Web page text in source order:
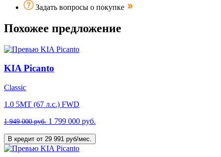
Задать вопросы о покупке
Похожее предложение
KIA Picanto
Classic
1.0 5МТ (67 л.с.) FWD
1 949 000 руб. 1 799 000 руб.
В кредит от 29 991 руб/мес.